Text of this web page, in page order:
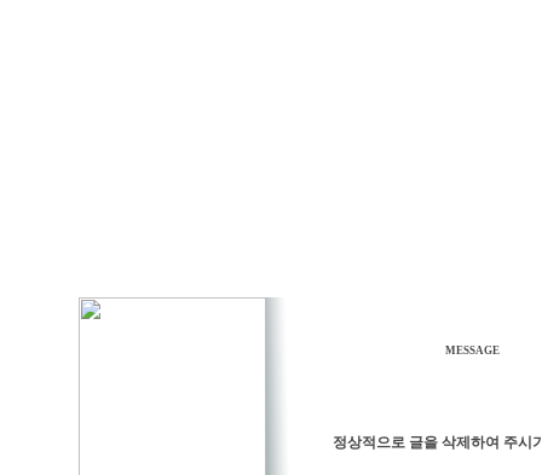
MESSAGE
정상적으로 글을 삭제하여 주시